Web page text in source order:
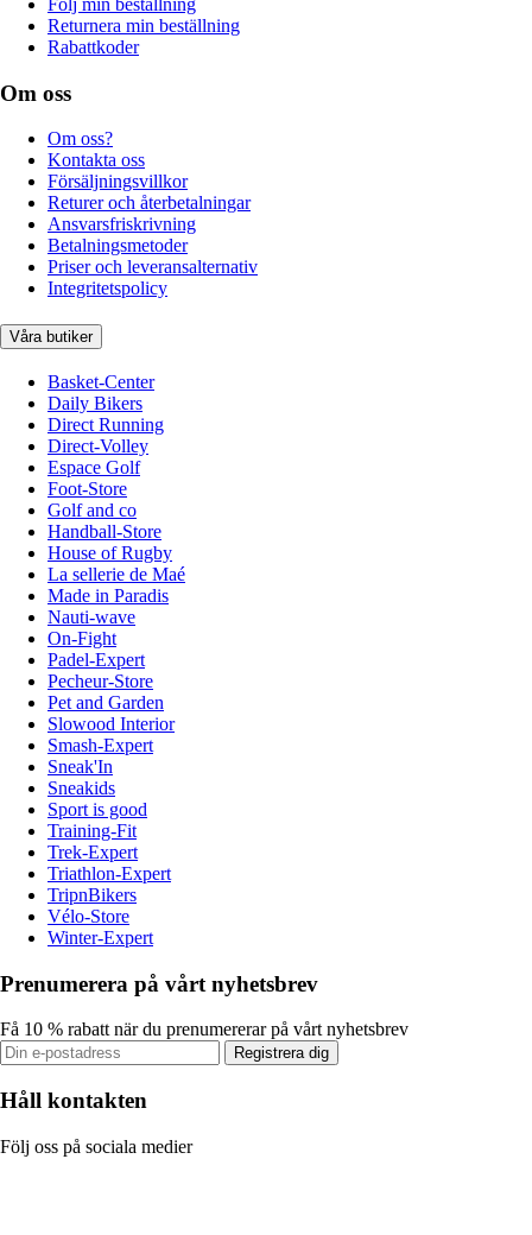
Följ min beställning
Returnera min beställning
Rabattkoder
Om oss
Om oss?
Kontakta oss
Försäljningsvillkor
Returer och återbetalningar
Ansvarsfriskrivning
Betalningsmetoder
Priser och leveransalternativ
Integritetspolicy
Våra butiker
Basket-Center
Daily Bikers
Direct Running
Direct-Volley
Espace Golf
Foot-Store
Golf and co
Handball-Store
House of Rugby
La sellerie de Maé
Made in Paradis
Nauti-wave
On-Fight
Padel-Expert
Pecheur-Store
Pet and Garden
Slowood Interior
Smash-Expert
Sneak'In
Sneakids
Sport is good
Training-Fit
Trek-Expert
Triathlon-Expert
TripnBikers
Vélo-Store
Winter-Expert
Prenumerera på vårt nyhetsbrev
Få 10 % rabatt när du prenumererar på vårt nyhetsbrev
Registrera dig
Håll kontakten
Följ oss på sociala medier